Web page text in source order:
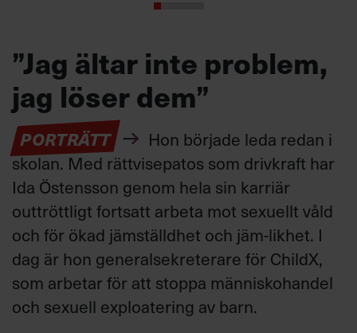
”Jag ältar inte problem,
jag löser dem”
PORTRÄTT
Hon började leda redan i
skolan. Med rättvisepatos som drivkraft har
Ida Östensson genom hela sin karriär
outtröttligt fortsatt arbeta mot sexuellt våld
och för ökad jämställdhet och jäm-likhet. I
dag är hon generalsekreterare för ChildX,
som arbetar för att stoppa människohandel
och sexuell exploatering av barn.